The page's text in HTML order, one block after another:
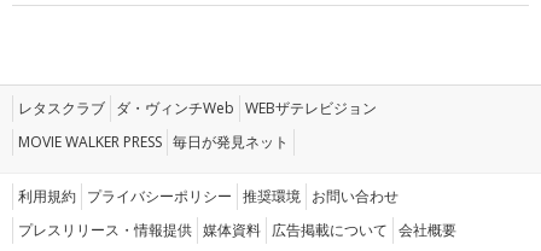
レタスクラブ ダ・ヴィンチWeb WEBザテレビジョン
MOVIE WALKER PRESS 毎日が発見ネット
利用規約 プライバシーポリシー 推奨環境 お問い合わせ
プレスリリース・情報提供 媒体資料 広告掲載について 会社概要